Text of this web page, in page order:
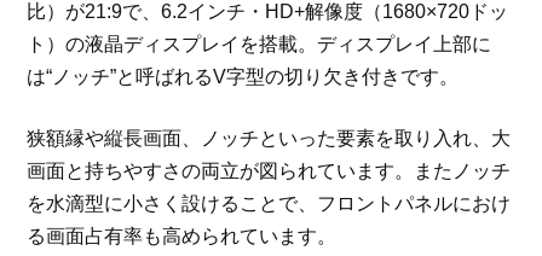
比）が21:9で、6.2インチ・HD+解像度（1680×720ドッ
ト）の液晶ディスプレイを搭載。ディスプレイ上部に
は“ノッチ”と呼ばれるV字型の切り欠き付きです。
狭額縁や縦長画面、ノッチといった要素を取り入れ、大
画面と持ちやすさの両立が図られています。またノッチ
を水滴型に小さく設けることで、フロントパネルにおけ
る画面占有率も高められています。